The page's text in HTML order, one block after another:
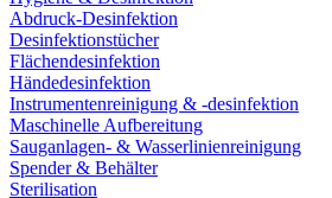
Abdruck-Desinfektion
Desinfektionstücher
Flächendesinfektion
Händedesinfektion
Instrumentenreinigung & -desinfektion
Maschinelle Aufbereitung
Sauganlagen- & Wasserlinienreinigung
Spender & Behälter
Sterilisation